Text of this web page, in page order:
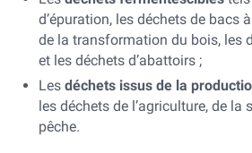
d’épuration, les déchets de bacs
de la transformation du bois, les
et les déchets d’abattoirs ;
Les déchets issus de la
les déchets de l’agriculture, de la
pêche.